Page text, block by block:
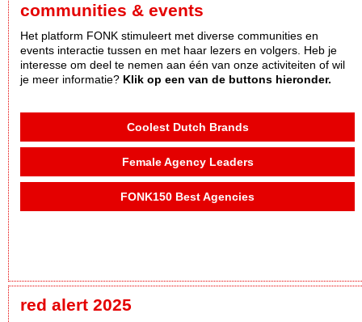
communities & events
Het platform FONK stimuleert met diverse communities en
events interactie tussen en met haar lezers en volgers. Heb je
interesse om deel te nemen aan één van onze activiteiten of wil
je meer informatie? Klik op een van de buttons hieronder.
Coolest Dutch Brands
Female Agency Leaders
FONK150 Best Agencies
red alert 2025